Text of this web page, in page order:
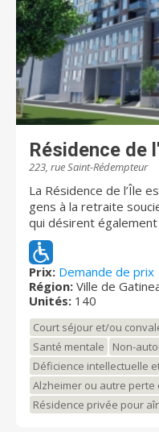
Résidence de
223, rue Saint-Rédempteur
La Résidence de l’Île
gens à la retraite
qui désirent
intimité. À la
nombreuses activités
en respectant aussi
résidents. Par sa
service d’autobus de
se situe près du
du Casino, de la
CLSC du quartier. À la Résidence de l’Île, nous
accordons une
aux désirs personnels
résidentes ainsi
temps, nous voyons à
Prix: Demande de prix
Région: Ville de
Unités: 140
Court séjour et/ou
Santé mentale
Non-
Déficience intellectuelle
Alzheimer ou autre perte
Résidence privée pour